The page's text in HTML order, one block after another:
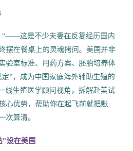
”——这是不少夫妻在反复经历国内
摆在餐桌上的灵魂拷问。美国并非
验室标准、用药方案、胚胎培养体
”，成为中国家庭海外辅助生殖的
线生殖医学顾问视角，拆解赴美试
心优势，帮助你在起飞前就把账
次算清。
设在美国